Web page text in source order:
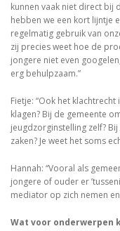
kunnen vaak niet direct bij
hebben we een kort lijntje
regelmatig gebruik van
zij precies weet hoe de
jongere niet even
erg behulpzaam.”
Fietje: “Ook het
klagen? Bij de gemeente
jeugdzorginstelling zelf?
zaken? Je weet het soms
Hannah: “Vooral als
jongere of ouder er
mediator op zich nemen
Wat voor onderwerpen